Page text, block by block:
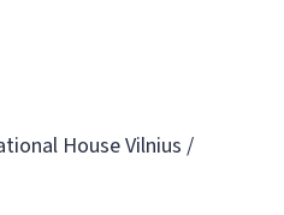
House Vilnius /